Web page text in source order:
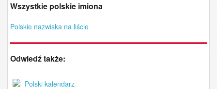
Wszystkie polskie imiona
Polskie nazwiska na liście
Odwiedź także:
Polski kalendarz